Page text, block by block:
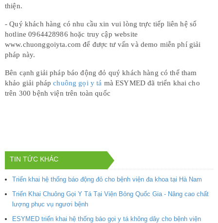
thiện.
- Quý khách hàng có nhu cầu xin vui lòng trực tiếp liên hệ số
hotline 0964428986 hoặc truy cập website
www.chuonggoiyta.com để được tư vấn và demo miễn phí giải
pháp này.
Bên cạnh giải pháp báo động đỏ quý khách hàng có thể tham
khảo giải phápchuông gọi y tá mà ESYMED đã triển khai cho
trên 300 bệnh viện trên toàn quốc
TIN TỨC KHÁC
Triển khai hệ thống báo động đỏ cho bệnh viện đa khoa tại Hà Nam
Triển Khai Chuông Gọi Y Tá Tại Viện Bỏng Quốc Gia - Nâng cao chất
lượng phục vụ ngươi bệnh
ESYMED triển khai hệ thống báo gọi y tá không dây cho bệnh viện